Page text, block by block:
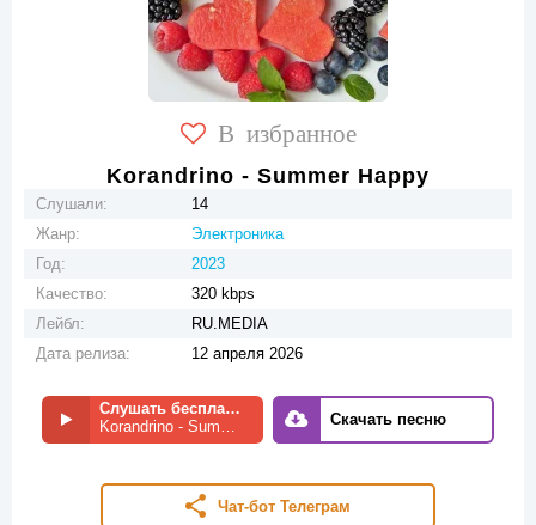
В избранное
Korandrino - Summer Happy
Слушали:
14
Жанр:
Электроника
Год:
2023
Качество:
320 kbps
Лейбл:
RU.MEDIA
Дата релиза:
12 апреля 2026
Слушать бесплатно
Korandrino - Summer Happy
Скачать песню
Чат-бот Телеграм